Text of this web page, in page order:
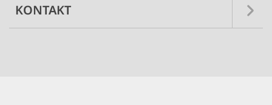
KONTAKT